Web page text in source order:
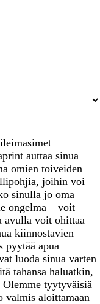
auttaa sinua
omien toiveiden
joihin voi
sinulla jo oma
ongelma – voit
avulla voit ohittaa
kiinnostavien
pyytää apua
luoda sinua varten
tahansa haluatkin,
Olemme tyytyväisiä
valmis aloittamaan